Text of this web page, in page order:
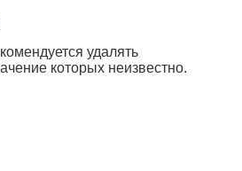
удалять
которых неизвестно.